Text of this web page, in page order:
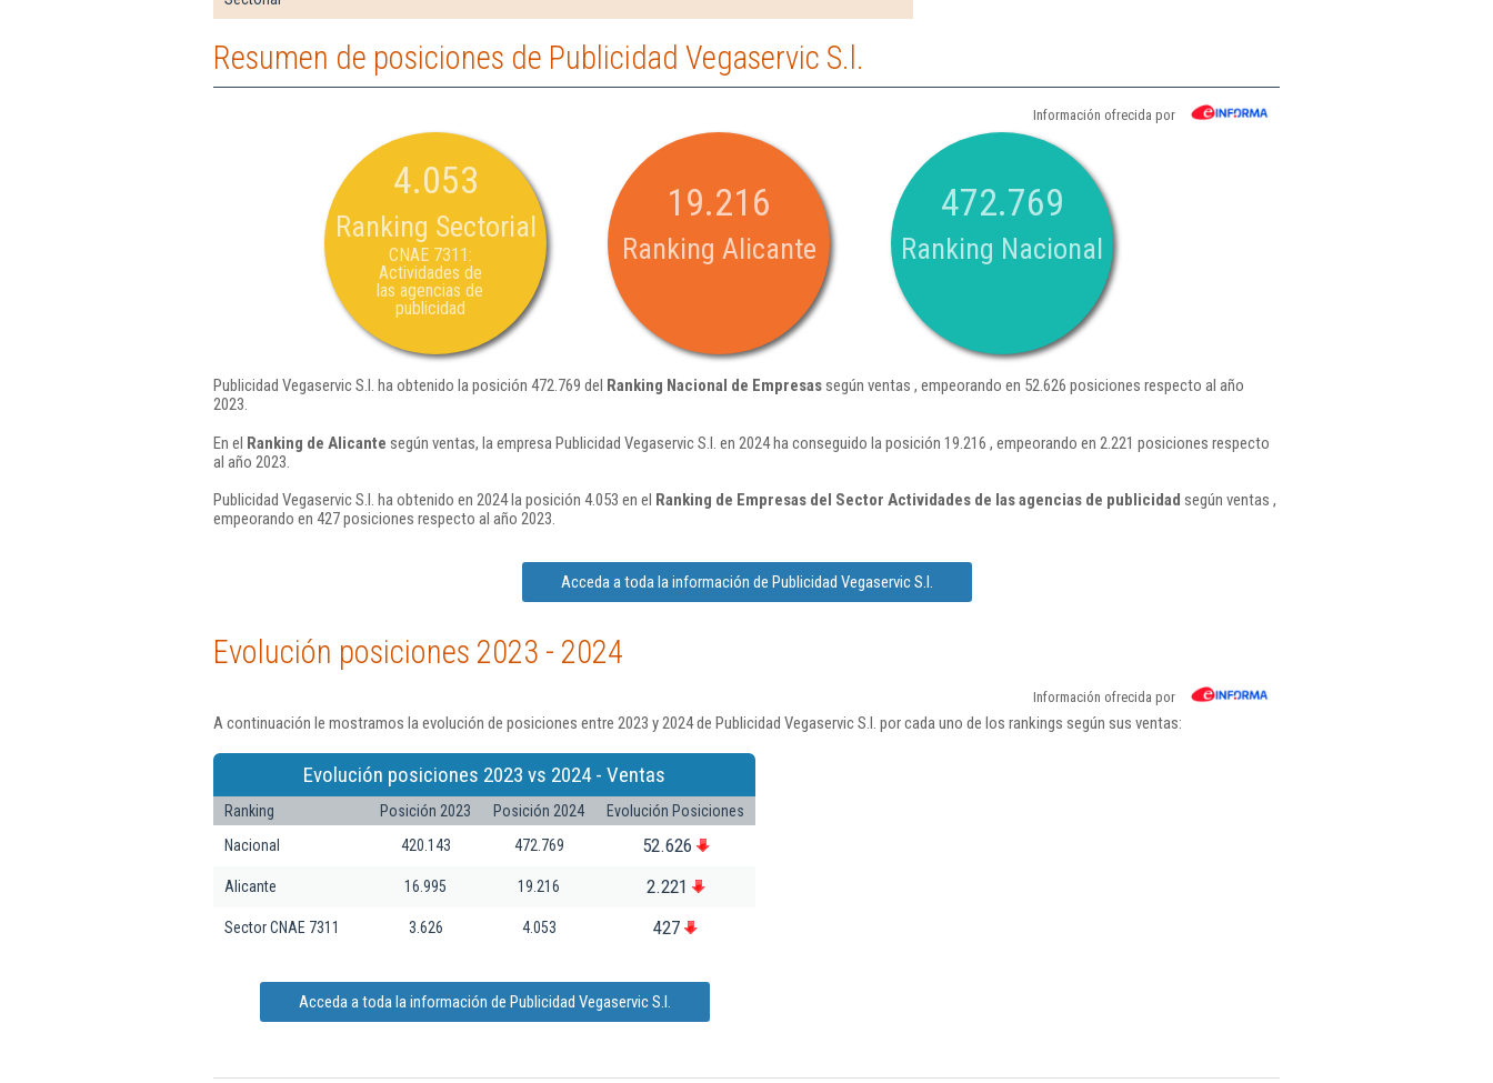
Resumen de posiciones de Publicidad Vegaservic S.l.
Información ofrecida por
4.053
Ranking Sectorial
CNAE 7311:
Actividades de
las agencias de
publicidad
19.216
Ranking Alicante
472.769
Ranking Nacional
Publicidad Vegaservic S.l. ha obtenido la posición 472.769 del Ranking Nacional de Empresassegún ventas , empeorando en 52.626 posiciones respecto al año
2023.
En el Ranking de Alicante según ventas, la empresa Publicidad Vegaservic S.l. en 2024 ha conseguido la posición 19.216 , empeorando en 2.221 posiciones respecto
al año 2023.
Publicidad Vegaservic S.l. ha obtenido en 2024 la posición 4.053 en el Ranking de Empresas del Sector Actividades de las agencias de publicidad según ventas ,
empeorando en 427 posiciones respecto al año 2023.
Acceda a toda la información de Publicidad Vegaservic S.l.
Evolución posiciones 2023 - 2024
Información ofrecida por
A continuación le mostramos la evolución de posiciones entre 2023 y 2024 de Publicidad Vegaservic S.l. por cada uno de los rankings según sus ventas:
Evolución posiciones 2023 vs 2024 - Ventas
Ranking Posición 2023 Posición 2024
Evolución Posiciones
Nacional
420.143 472.769 52.626
Alicante 16.995 19.216 2.221
Sector CNAE 7311 3.626 4.053 427
Acceda a toda la información de Publicidad Vegaservic S.l.